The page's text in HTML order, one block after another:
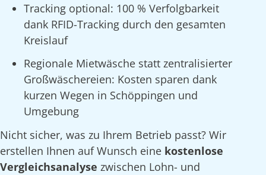
Tracking optional: 100 % Verfolgbarkeit
dank RFID-Tracking durch den gesamten
Kreislauf
Regionale Mietwäsche statt zentralisierter
Großwäschereien: Kosten sparen dank
kurzen Wegen in Schöppingen und
Umgebung
Nicht sicher, was zu Ihrem Betrieb passt? Wir
erstellen Ihnen auf Wunsch eine kostenlose
Vergleichsanalyse zwischen Lohn- und